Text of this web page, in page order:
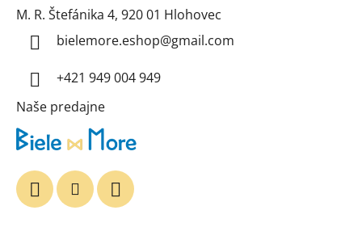
M. R. Štefánika 4, 920 01 Hlohovec
bielemore.eshop@gmail.com
+421 949 004 949
Naše predajne